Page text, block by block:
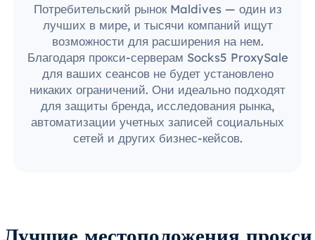
Потребительский рынок Maldives — один из
лучших в мире, и тысячи компаний ищут
возможности для расширения на нем.
Благодаря прокси-серверам Socks5 ProxySale
для ваших сеансов не будет установлено
никаких ограничений. Они идеально подходят
для защиты бренда, исследования рынка,
автоматизации учетных записей социальных
сетей и других бизнес-кейсов.
Лучшие местоположения прокси